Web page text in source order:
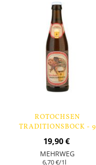
ROTOCHSEN
TRADITIONSBOCK - 9
FLASCHEN
19,90 €
MEHRWEG
6,70 €/1l